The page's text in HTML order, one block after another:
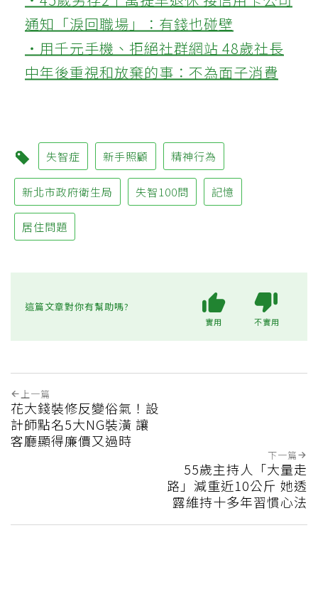
通知「淚回職場」：有錢也碰壁
‧用千元手機、拒絕社群網站 48歲社長
中年後重視和放棄的事：不為面子消費
失智症 新手照顧 精神行為
新北市政府衛生局 失智100問 記憶
居住問題
這篇文章對你有幫助嗎?
實用 不實用
上一篇
花大錢裝修反變俗氣！設
計師點名5大NG裝潢 讓
客廳顯得廉價又過時
下一篇
55歲主持人「大量走
路」減重近10公斤 她透
露維持十多年習慣心法